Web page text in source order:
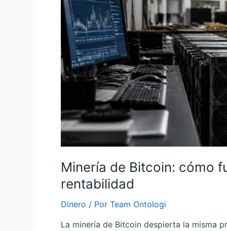
Minería de Bitcoin: cómo
rentabilidad
Dinero / Por Team Ontologi
La minería de Bitcoin despierta la misma